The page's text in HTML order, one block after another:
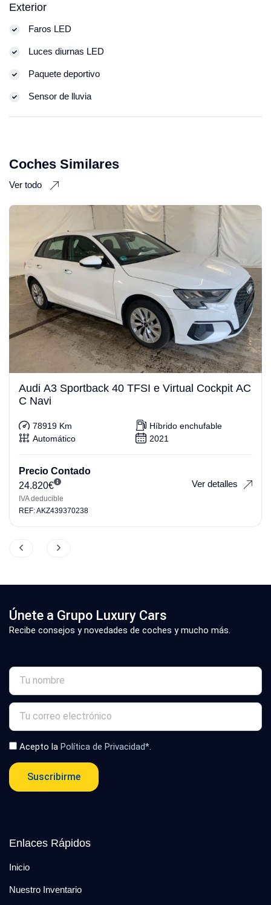
Exterior
Faros LED
Luces diurnas LED
Paquete deportivo
Sensor de lluvia
Coches Similares
Ver todo
Audi A3 Sportback 40 TFSI e Virtual Cockpit AC
C Navi
78919 Km
Híbrido enchufable
Automático
2021
Precio Contado
24.820€
IVA deducible
Ver detalles
REF: AKZ439370238
Únete a Grupo Luxury Cars
Recibe consejos y novedades de coches y mucho más.
Acepto la Política de Privacidad*
Suscribirme
Enlaces Rápidos
Inicio
Nuestro Inventario